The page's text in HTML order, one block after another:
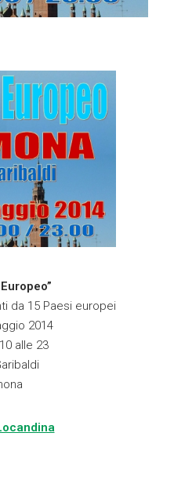
da 15 Paesi europei
2014
alle 23